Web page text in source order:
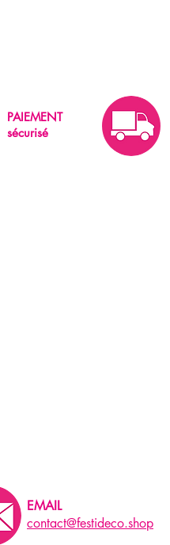
PAIEMENT
sécurisé
EMAIL
contact@festideco.shop